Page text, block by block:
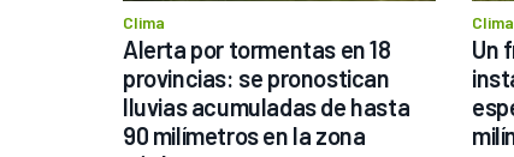
Clima
Alerta por tormentas en 18
provincias: se pronostican
lluvias acumuladas de hasta
90 milímetros en la zona
Clima
Un